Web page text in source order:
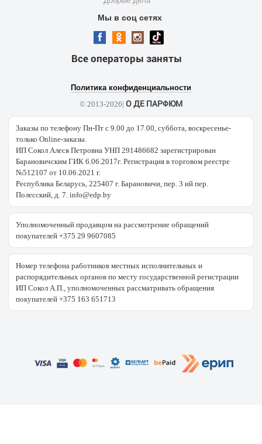
Мы в соц сетях
Все операторы заняты
Политика конфиденциальности
© 2013-2026| О ДЕ ПАРФЮМ
Заказы по телефону Пн-Пт с 9.00 до 17.00, суббота, воскресенье-
только Online-заказы.
ИП Сокол Алеся Петровна УНП 291486682 зарегистрирован
Барановичским ГИК 6.06.2017г. Регистрация в торговом реестре
№512107 от 10.06.2021 г.
Республика Беларусь, 225407 г. Барановичи, пер. 3 ий пер.
Полесский, д. 7. info@edp.by
Уполномоченный продавцом на рассмотрение обращений
покупателей +375 29 9607085
Номер телефона работников местных исполнительных и
распорядительных органов по месту государственной регистрации
ИП Сокол А.П., уполномоченных рассматривать обращения
покупателей +375 163 651713